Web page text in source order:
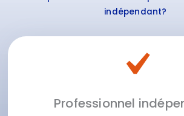
indépendant?
Professionnel